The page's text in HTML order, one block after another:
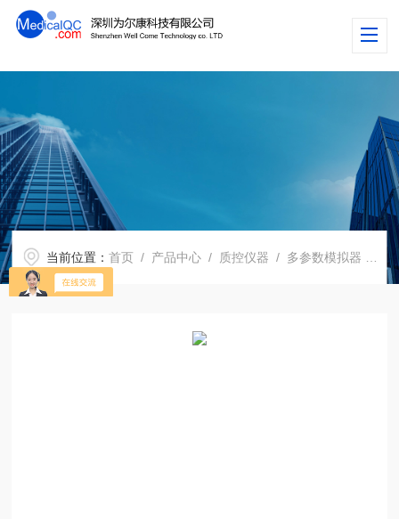
当前位置：首页 / 产品中心 / 质控仪器 / 多参数模拟器